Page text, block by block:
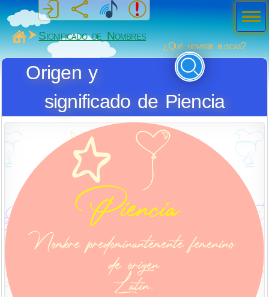
MiSabueso
Significado de Nombres
¿Qué nombre buscas?
Origen y
significado de Piencia
Men
ú